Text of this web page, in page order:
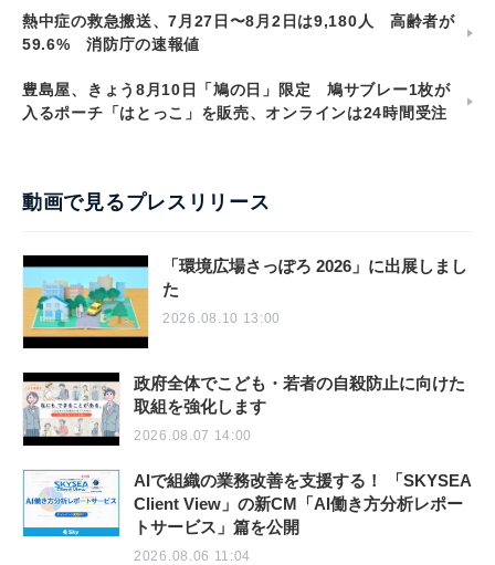
熱中症の救急搬送、7月27日〜8月2日は9,180人 高齢者が
59.6% 消防庁の速報値
豊島屋、きょう8月10日「鳩の日」限定 鳩サブレー1枚が
入るポーチ「はとっこ」を販売、オンラインは24時間受注
動画で見るプレスリリース
「環境広場さっぽろ 2026」に出展しまし
た
2026.08.10 13:00
政府全体でこども・若者の自殺防止に向けた
取組を強化します
2026.08.07 14:00
AIで組織の業務改善を支援する！ 「SKYSEA
Client View」の新CM「AI働き方分析レポー
トサービス」篇を公開
2026.08.06 11:04